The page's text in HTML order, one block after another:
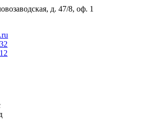
д. 47/8, оф. 1